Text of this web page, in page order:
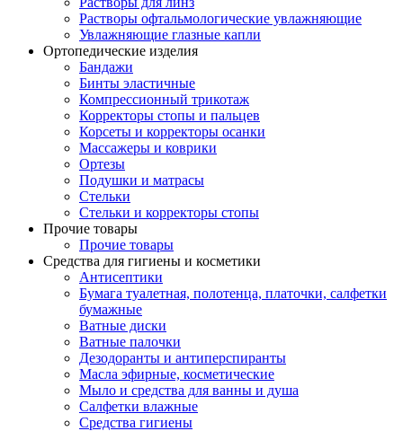
Растворы офтальмологические увлажняющие
Увлажняющие глазные капли
Ортопедические изделия
Бандажи
Бинты эластичные
Компрессионный трикотаж
Корректоры стопы и пальцев
Корсеты и корректоры осанки
Массажеры и коврики
Ортезы
Подушки и матрасы
Стельки
Стельки и корректоры стопы
Прочие товары
Прочие товары
Средства для гигиены и косметики
Антисептики
Бумага туалетная, полотенца, платочки, салфетки
бумажные
Ватные диски
Ватные палочки
Дезодоранты и антиперспиранты
Масла эфирные, косметические
Мыло и средства для ванны и душа
Салфетки влажные
Средства гигиены